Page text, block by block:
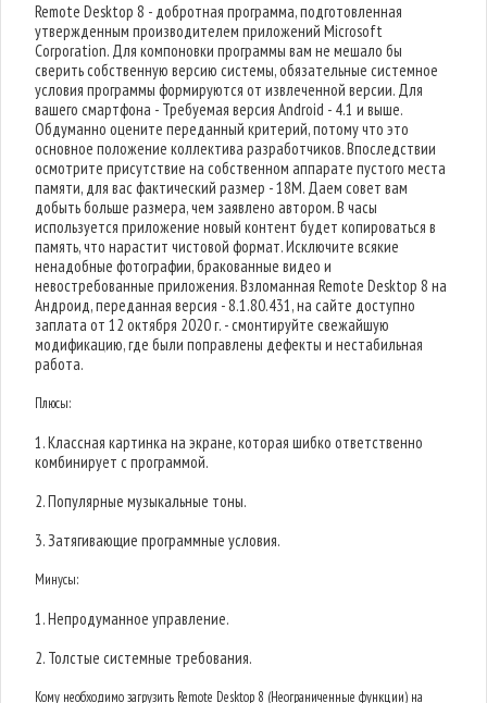
Remote Desktop 8 - добротная программа, подготовленная
утвержденным производителем приложений Microsoft
Corporation. Для компоновки программы вам не мешало бы
сверить собственную версию системы, обязательные системное
условия программы формируются от извлеченной версии. Для
вашего смартфона - Требуемая версия Android - 4.1 и выше.
Обдуманно оцените переданный критерий, потому что это
основное положение коллектива разработчиков. Впоследствии
осмотрите присутствие на собственном аппарате пустого места
памяти, для вас фактический размер - 18M. Даем совет вам
добыть больше размера, чем заявлено автором. В часы
используется приложение новый контент будет копироваться в
память, что нарастит чистовой формат. Исключите всякие
ненадобные фотографии, бракованные видео и
невостребованные приложения. Взломанная Remote Desktop 8 на
Андроид, переданная версия - 8.1.80.431, на сайте доступно
заплата от 12 октября 2020 г. - смонтируйте свежайшую
модификацию, где были поправлены дефекты и нестабильная
работа.
Плюсы:
1. Классная картинка на экране, которая шибко ответственно
комбинирует с программой.
2. Популярные музыкальные тоны.
3. Затягивающие программные условия.
Минусы:
1. Непродуманное управление.
2. Толстые системные требования.
Кому необходимо загрузить Remote Desktop 8 (Неограниченные функции) на